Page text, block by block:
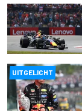
UITGELICHT